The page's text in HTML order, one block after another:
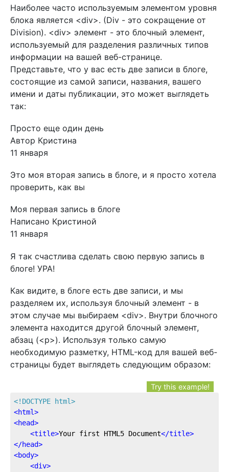
Наиболее часто используемым элементом уровня
блока является <div>. (Div - это сокращение от
Division). <div> элемент - это блочный элемент,
используемый для разделения различных типов
информации на вашей веб-странице.
Представьте, что у вас есть две записи в блоге,
состоящие из самой записи, названия, вашего
имени и даты публикации, это может выглядеть
так:
Просто еще один день
Автор Кристина
11 января
Это моя вторая запись в блоге, и я просто хотела
проверить, как вы
Моя первая запись в блоге
Написано Кристиной
11 января
Я так счастлива сделать свою первую запись в
блоге! УРА!
Как видите, в блоге есть две записи, и мы
разделяем их, используя блочный элемент - в
этом случае мы выбираем <div>. Внутри блочного
элемента находится другой блочный элемент,
абзац (<p>). Используя только самую
необходимую разметку, HTML-код для вашей веб-
страницы будет выглядеть следующим образом:
Try this example!
<!DOCTYPE html>
<html>
<head>
<title>Your first HTML5 Document</title>
</head>
<body>
<div>